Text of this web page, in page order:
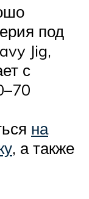
под
Jig,
с
на
, а также